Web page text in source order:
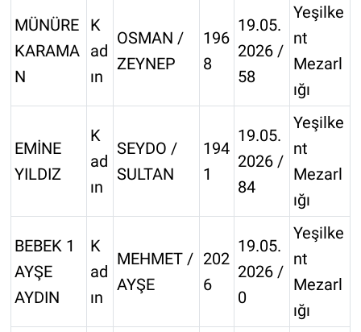
MÜNÜRE
KARAMA
N
K
ad
ın
OSMAN /
ZEYNEP
196
8
19.05.
2026 /
58
Yeşilke
nt
Mezarl
ığı
EMİNE
YILDIZ
K
ad
ın
SEYDO /
SULTAN
194
1
19.05.
2026 /
84
Yeşilke
nt
Mezarl
ığı
BEBEK 1
AYŞE
AYDIN
K
ad
ın
MEHMET /
AYŞE
202
6
19.05.
2026 /
0
Yeşilke
nt
Mezarl
ığı